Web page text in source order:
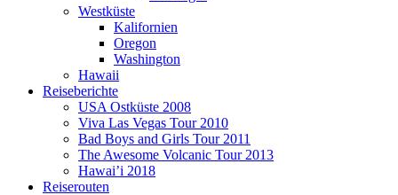
Westküste
Kalifornien
Oregon
Washington
Hawaii
Reiseberichte
USA Ostküste 2008
Viva Las Vegas Tour 2010
Bad Boys and Girls Tour 2011
The Awesome Volcanic Tour 2013
Hawai’i 2018
Reiserouten